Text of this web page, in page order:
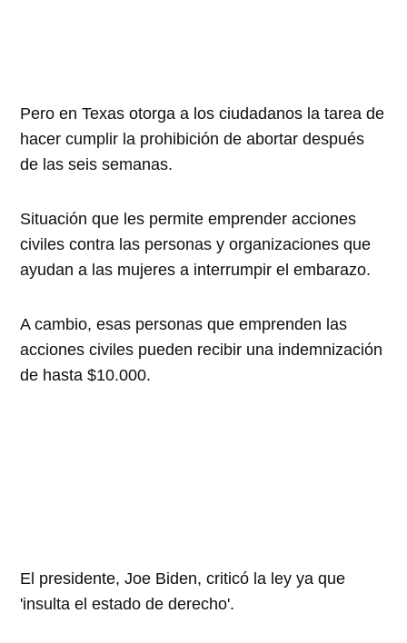
Pero en Texas otorga a los ciudadanos la tarea de
hacer cumplir la prohibición de abortar después
de las seis semanas.
Situación que les permite emprender acciones
civiles contra las personas y organizaciones que
ayudan a las mujeres a interrumpir el embarazo.
A cambio, esas personas que emprenden las
acciones civiles pueden recibir una indemnización
de hasta $10.000.
El presidente, Joe Biden, criticó la ley ya que
'insulta el estado de derecho'.